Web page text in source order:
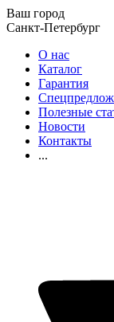
Ваш город
Санкт-Петербург
О нас
Каталог
Гарантия
Полезные
Новости
Контакты
...